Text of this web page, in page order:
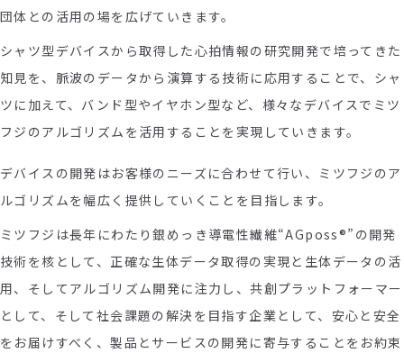
団体との活用の場を広げていきます。
シャツ型デバイスから取得した心拍情報の研究開発で培ってきた
知見を、脈波のデータから演算する技術に応用することで、シャ
ツに加えて、バンド型やイヤホン型など、様々なデバイスでミツ
フジのアルゴリズムを活用することを実現していきます。
デバイスの開発はお客様のニーズに合わせて行い、ミツフジのア
ルゴリズムを幅広く提供していくことを目指します。
ミツフジは長年にわたり銀めっき導電性繊維“AGposs®”の開発
技術を核として、正確な生体データ取得の実現と生体データの活
用、そしてアルゴリズム開発に注力し、共創プラットフォーマー
として、そして社会課題の解決を目指す企業として、安心と安全
をお届けすべく、製品とサービスの開発に寄与することをお約束